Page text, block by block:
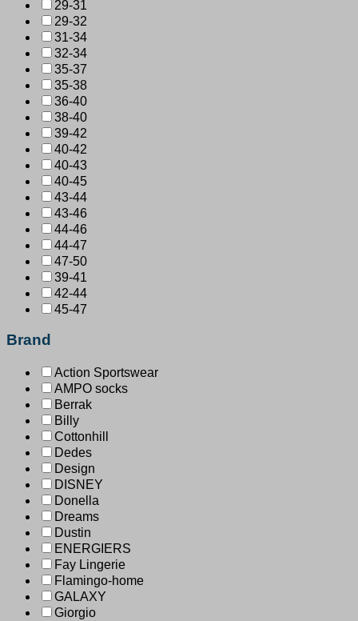
29-31
29-32
31-34
32-34
35-37
35-38
36-40
38-40
39-42
40-42
40-43
40-45
43-44
43-46
44-46
44-47
47-50
39-41
42-44
45-47
Brand
Action Sportswear
AMPO socks
Berrak
Billy
Cottonhill
Dedes
Design
DISNEY
Donella
Dreams
Dustin
ENERGIERS
Fay Lingerie
Flamingo-home
GALAXY
Giorgio